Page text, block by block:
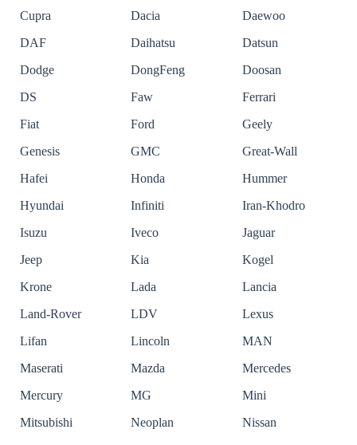
Cupra
Dacia
Daewoo
DAF
Daihatsu
Datsun
Dodge
DongFeng
Doosan
DS
Faw
Ferrari
Fiat
Ford
Geely
Genesis
GMC
Great-Wall
Hafei
Honda
Hummer
Hyundai
Infiniti
Iran-Khodro
Isuzu
Iveco
Jaguar
Jeep
Kia
Kogel
Krone
Lada
Lancia
Land-Rover
LDV
Lexus
Lifan
Lincoln
MAN
Maserati
Mazda
Mercedes
Mercury
MG
Mini
Mitsubishi
Neoplan
Nissan